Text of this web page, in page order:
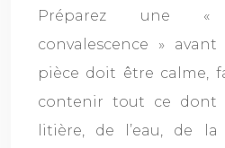
Préparez une «
convalescence »
pièce doit être calme,
contenir tout ce
litière, de l’eau, de